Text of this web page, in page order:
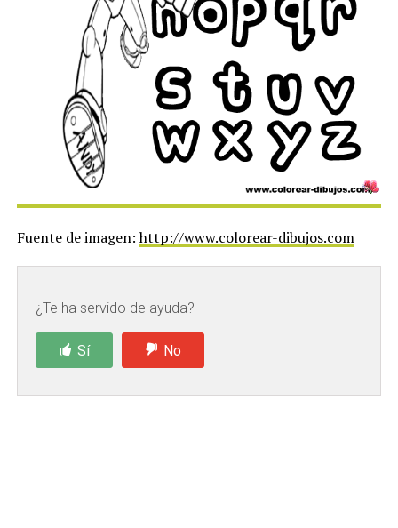
Fuente de imagen:http://www.colorear-dibujos.com
¿Te ha servido de ayuda?
Sí No